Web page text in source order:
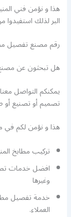
هذا و نؤمن فني
البر لذلك استفيدوا
رقم مصنع تفصيل
هل تبحثون عن
يمكنكم التواصل
تصميم أو تصنيع أو
هذا و نؤمن لكم في
تركيب مطابخ
افضل خدمات
وغيرها
خدمة تفصيل
العملاء.